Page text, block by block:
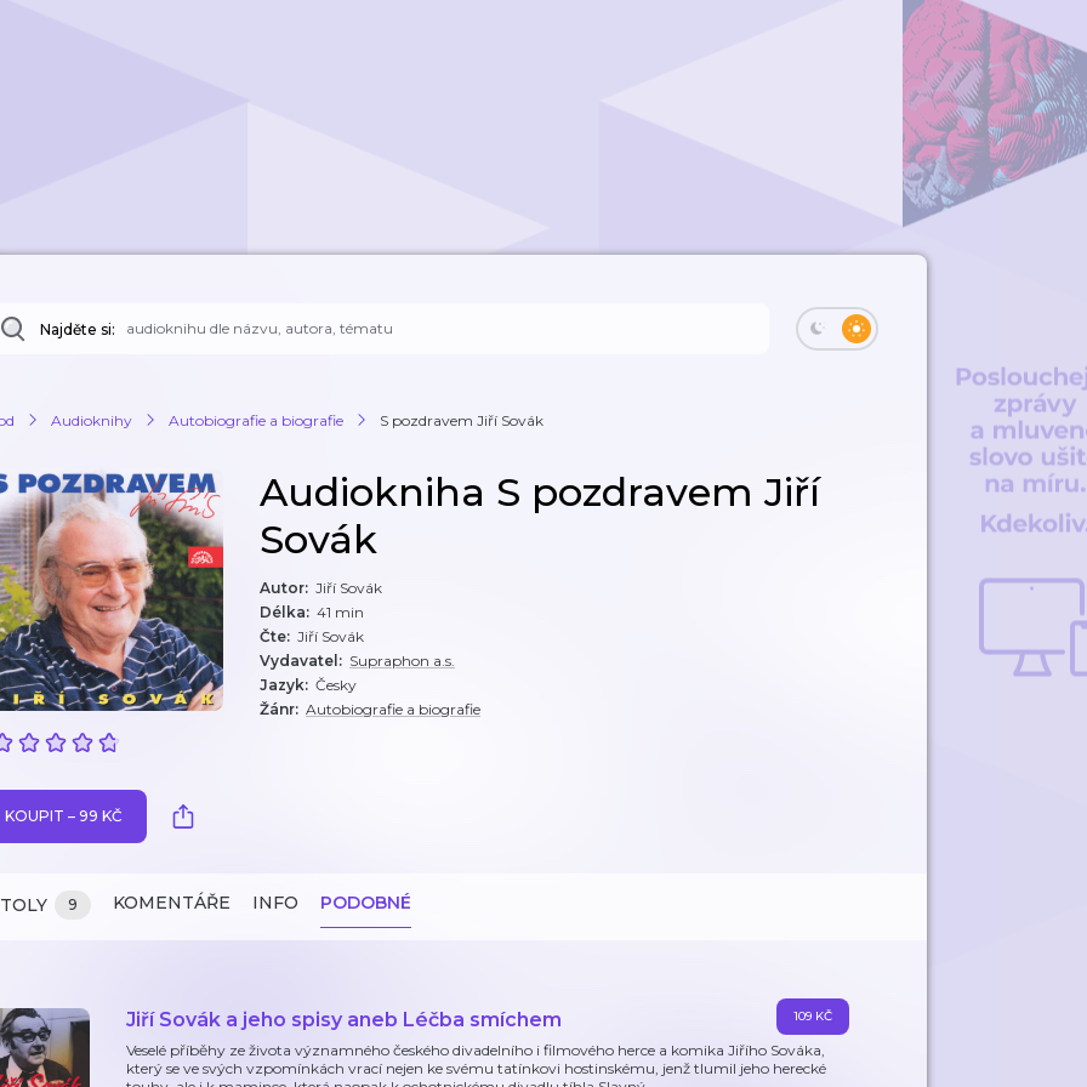
Najděte si:
Audioknihy Autobiografie a biografie S pozdravem Jiří Sovák
Audiokniha S pozdravem Jiří
Sovák
Autor: Jiří Sovák
Délka: 41 min
Čte: Jiří Sovák
Vydavatel : Supraphon a.s.
Jazyk: Česky
Žánr: Autobiografie a biografie
KOUPIT – 99 KČ
9 KOMENTÁŘE INFO PODOBNÉ
Jiří Sovák a jeho spisy aneb Léčba smíchem
Veselé příběhy ze života významného českého divadelního i filmového herce a komika Jiřího Sováka,
který se ve svých vzpomínkách vrací nejen ke svému tatínkovi hostinskému, jenž tlumil jeho herecké
109 KČ